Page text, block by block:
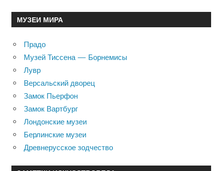
МУЗЕИ МИРА
Прадо
Музей Тиссена — Борнемисы
Лувр
Версальский дворец
Замок Пьерфон
Замок Вартбург
Лондонские музеи
Берлинские музеи
Древнерусское зодчество